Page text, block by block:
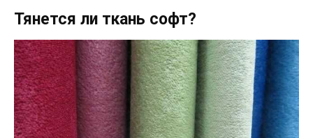
Тянется ли ткань софт?